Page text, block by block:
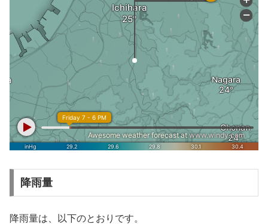
降雨量
降雨量は、以下のとおりです。